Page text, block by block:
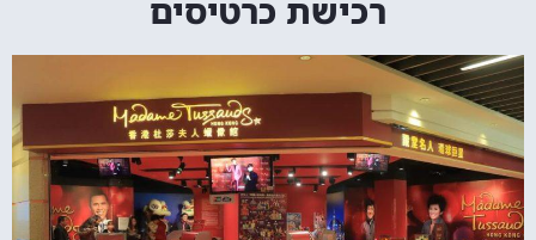
רכישת כרטיסים